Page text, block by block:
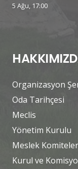
5 Ağu, 17:00
Organizasyon
Oda Tarihçesi
Meclis
Yönetim Kurulu
Meslek
Kurul ve